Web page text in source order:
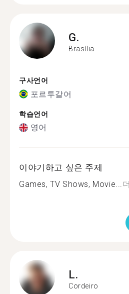
G.
Brasília
구사언어
포르투갈어
학습언어
영어
이야기하고 싶은 주제
Games, TV Shows, Movie...
L.
Cordeiro